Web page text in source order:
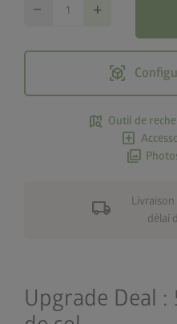
remove add
view_in_ar
map_search Outil de
add_box
photo_library
local_shipping
délai
Upgrade Deal :